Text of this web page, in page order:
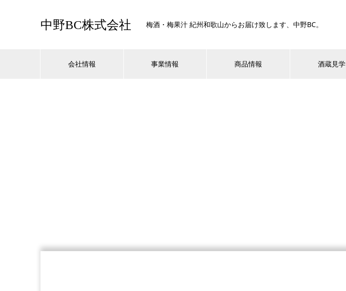
中野BC株式会社 梅酒・梅果汁 紀州和歌山からお届け致します、中野BC。
会社情報 事業情報 商品情報 酒蔵見学